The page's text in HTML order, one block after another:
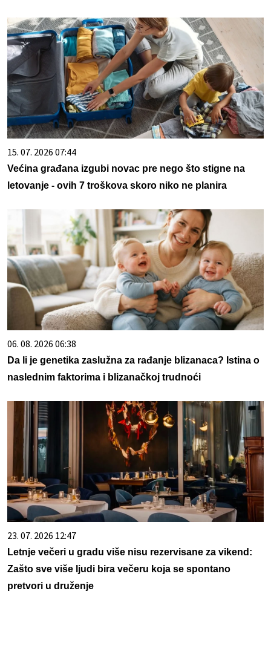
15. 07. 2026 07:44
Većina građana izgubi novac pre nego što stigne na
letovanje - ovih 7 troškova skoro niko ne planira
06. 08. 2026 06:38
Da li je genetika zaslužna za rađanje blizanaca? Istina o
naslednim faktorima i blizanačkoj trudnoći
23. 07. 2026 12:47
Letnje večeri u gradu više nisu rezervisane za vikend:
Zašto sve više ljudi bira večeru koja se spontano
pretvori u druženje